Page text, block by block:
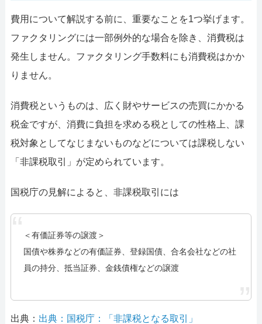
費用について解説する前に、重要なことを1つ挙げます。
ファクタリングには一部例外的な場合を除き、消費税は
発生しません。ファクタリング手数料にも消費税はかか
りません。
消費税というものは、広く財やサービスの売買にかかる
税金ですが、消費に負担を求める税としての性格上、課
税対象としてなじまないものなどについては課税しない
「非課税取引」が定められています。
国税庁の見解によると、非課税取引には
＜有価証券等の譲渡＞
国債や株券などの有価証券、登録国債、合名会社などの社
員の持分、抵当証券、金銭債権などの譲渡
出典： 出典：国税庁：「非課税となる取引」